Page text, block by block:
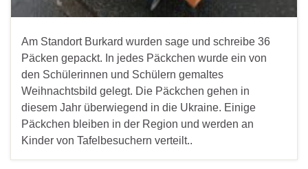
Am Standort Burkard wurden sage und schreibe 36
Päcken gepackt. In jedes Päckchen wurde ein von
den Schülerinnen und Schülern gemaltes
Weihnachtsbild gelegt. Die Päckchen gehen in
diesem Jahr überwiegend in die Ukraine. Einige
Päckchen bleiben in der Region und werden an
Kinder von Tafelbesuchern verteilt..